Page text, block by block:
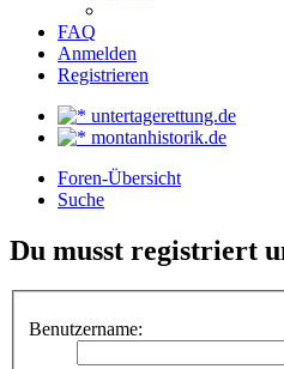
FAQ
Anmelden
Registrieren
untertagerettung.de
montanhistorik.de
Foren-Übersicht
Suche
Du musst registriert
Benutzername: